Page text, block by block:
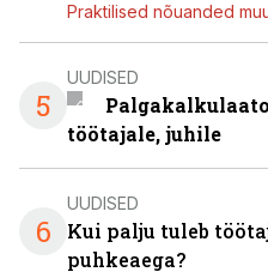
Praktilised nõuanded
5
UUDISED
töötajale, juhile
6
UUDISED
Kui palju tuleb
puhkeaega?